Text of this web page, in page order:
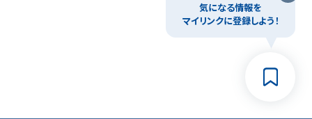
気になる情報を
マイリンクに登録しよう！